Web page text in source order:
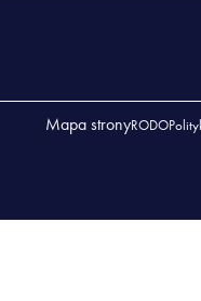
Mapa stronyRODO